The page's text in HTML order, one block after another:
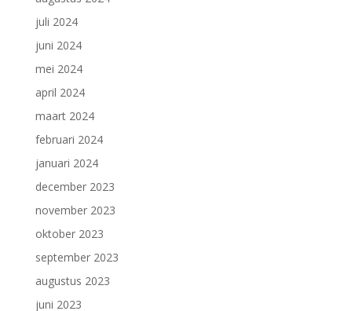
juli 2024
juni 2024
mei 2024
april 2024
maart 2024
februari 2024
januari 2024
december 2023
november 2023
oktober 2023
september 2023
augustus 2023
juni 2023